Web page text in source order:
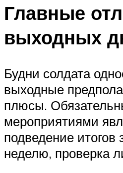
Главные
выходных
Будни солдата
выходные
плюсы.
мероприятиями
подведение
неделю, проверка